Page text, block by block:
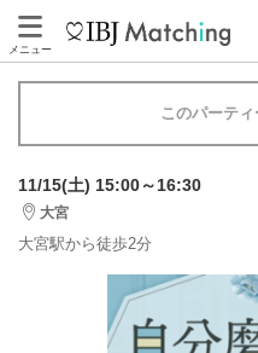
メニュー
このパーテ
11/15(土) 15:00～16:30
大宮
大宮駅から徒歩2分